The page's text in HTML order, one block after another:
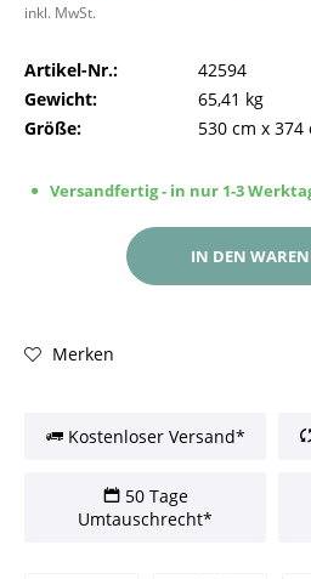
inkl. MwSt.
Artikel-Nr.:
42594
Gewicht:
65,41 kg
Größe:
530 cm x 374
Versandfertig - in nur 1-3
IN DEN
Merken
Kostenloser Versand*
50 Tage
Umtauschrecht*